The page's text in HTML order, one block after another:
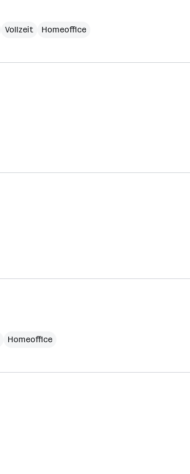
Vollzeit Homeoffice
Homeoffice